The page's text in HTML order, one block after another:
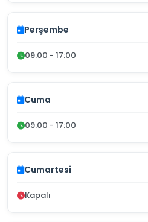
Perşembe
09:00 - 17:00
Cuma
09:00 - 17:00
Cumartesi
Kapalı